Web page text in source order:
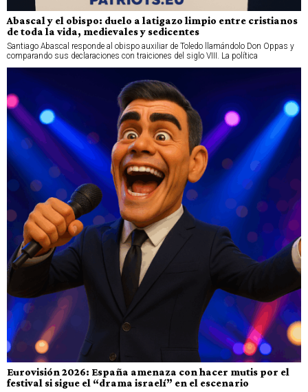
Abascal y el obispo: duelo a latigazo limpio entre cristianos
de toda la vida, medievales y sedicentes
Santiago Abascal responde al obispo auxiliar de Toledo llamándolo Don Oppas y
comparando sus declaraciones con traiciones del siglo VIII. La política
Eurovisión 2026: España amenaza con hacer mutis por el
festival si sigue el “drama israelí” en el escenario